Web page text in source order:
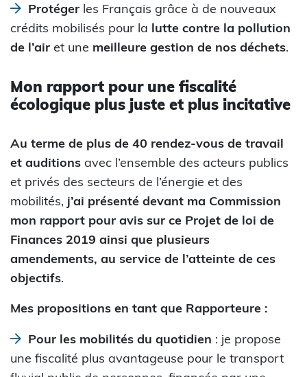
Protéger les Français grâce à de nouveaux
crédits mobilisés pour la lutte contre la pollution
de l’air et une meilleure gestion de nos déchets.
Mon rapport pour une fiscalité
écologique plus juste et plus incitative
Au terme de plus de 40 rendez-vous de travail
et auditions avec l’ensemble des acteurs publics
et privés des secteurs de l’énergie et des
mobilités, j’ai présenté devant ma Commission
mon rapport pour avis sur ce Projet de loi de
Finances 2019 ainsi que plusieurs
amendements, au service de l’atteinte de ces
objectifs.
Mes propositions en tant que Rapporteure :
Pour les mobilités du quotidien : je propose
une fiscalité plus avantageuse pour le transport